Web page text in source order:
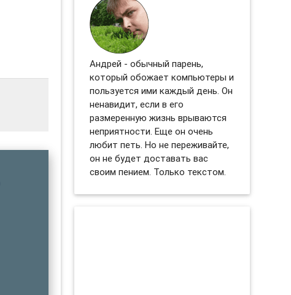
Андрей - обычный парень,
который обожает компьютеры и
пользуется ими каждый день. Он
ненавидит, если в его
размеренную жизнь врываются
неприятности. Еще он очень
любит петь. Но не переживайте,
он не будет доставать вас
своим пением. Только текстом.